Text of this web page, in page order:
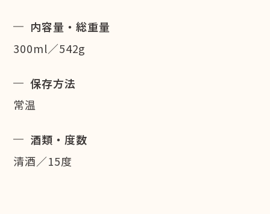
内容量・総重量
300ml／542g
保存方法
常温
酒類・度数
清酒／15度